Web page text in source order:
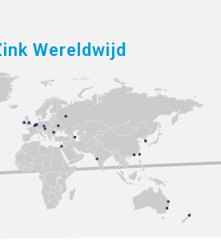
Wereldwijd